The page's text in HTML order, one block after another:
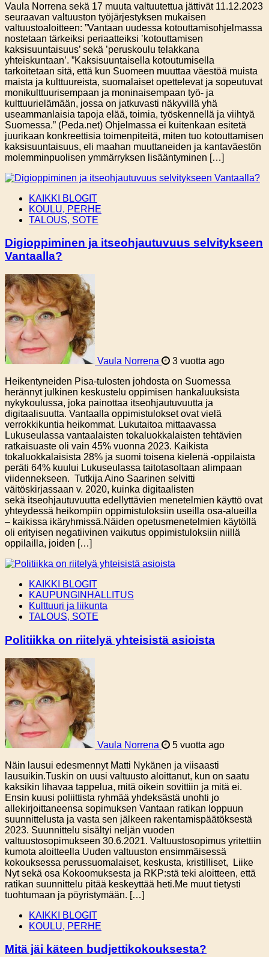
Vaula Norrena sekä 17 muuta valtuutettua jättivät 11.12.2023
seuraavan valtuuston työjärjestyksen mukaisen
valtuustoaloitteen: ”Vantaan uudessa kotouttamisohjelmassa
nostetaan tärkeiksi periaatteiksi ’kotouttamisen
kaksisuuntaisuus’ sekä ’peruskoulu telakkana
yhteiskuntaan’. ”Kaksisuuntaisella kotoutumisella
tarkoitetaan sitä, että kun Suomeen muuttaa väestöä muista
maista ja kulttuureista, suomalaiset opettelevat ja sopeutuvat
monikulttuurisempaan ja moninaisempaan työ- ja
kulttuurielämään, jossa on jatkuvasti näkyvillä yhä
useammanlaisia tapoja elää, toimia, työskennellä ja viihtyä
Suomessa.” (Peda.net) Ohjelmassa ei kuitenkaan esitetä
juurikaan konkreettisia toimenpiteitä, miten tuo kotouttamisen
kaksisuuntaisuus, eli maahan muuttaneiden ja kantaväestön
molemminpuolisen ymmärryksen lisääntyminen […]
KAIKKI BLOGIT
KOULU, PERHE
TALOUS, SOTE
Digioppiminen ja itseohjautuvuus selvitykseen
Vantaalla?
Vaula Norrena
3 vuotta ago
Heikentyneiden Pisa-tulosten johdosta on Suomessa
herännyt julkinen keskustelu oppimisen hankaluuksista
nykykoulussa, joka painottaa itseohjautuvuutta ja
digitaalisuutta. Vantaalla oppimistulokset ovat vielä
verrokkikuntia heikommat. Lukutaitoa mittaavassa
Lukuseulassa vantaalaisten tokaluokkalaisten tehtävien
ratkaisuaste oli vain 45% vuonna 2023. Kaikista
tokaluokkalaisista 28% ja suomi toisena kielenä -oppilaista
peräti 64% kuului Lukuseulassa taitotasoltaan alimpaan
viidennekseen. Tutkija Aino Saarinen selvitti
väitöskirjassaan v. 2020, kuinka digitaalisten
sekä itseohjautuvuutta edellyttävien menetelmien käyttö ovat
yhteydessä heikompiin oppimistuloksiin useilla osa-alueilla
– kaikissa ikäryhmissä.Näiden opetusmenetelmien käytöllä
oli erityisen negatiivinen vaikutus oppimistuloksiin niillä
oppilailla, joiden […]
KAIKKI BLOGIT
KAUPUNGINHALLITUS
Kulttuuri ja liikunta
TALOUS, SOTE
Politiikka on riitelyä yhteisistä asioista
Vaula Norrena
5 vuotta ago
Näin lausui edesmennyt Matti Nykänen ja viisaasti
lausuikin.Tuskin on uusi valtuusto aloittanut, kun on saatu
kaksikin lihavaa tappelua, mitä oikein sovittiin ja mitä ei.
Ensin kuusi poliittista ryhmää yhdeksästä unohti jo
allekirjoittaneensa sopimuksen Vantaan ratikan loppuun
suunnittelusta ja vasta sen jälkeen rakentamispäätöksestä
2023. Suunnittelu sisältyi neljän vuoden
valtuustosopimukseen 30.6.2021. Valtuustosopimus yritettiin
kumota aloitteella Uuden valtuuston ensimmäisessä
kokouksessa perussuomalaiset, keskusta, kristilliset, Liike
Nyt sekä osa Kokoomuksesta ja RKP:stä teki aloitteen, että
ratikan suunnittelu pitää keskeyttää heti.Me muut tietysti
tuohtumaan ja pöyristymään. […]
KAIKKI BLOGIT
KOULU, PERHE
Mitä jäi käteen budjettikokouksesta?